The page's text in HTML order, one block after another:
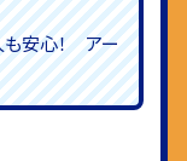
も安心！ アー